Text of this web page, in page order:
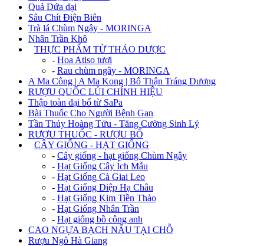
Quả Dứa dại
Sâu Chít Điện Biên
Trà lá Chùm Ngây - MORINGA
Nhân Trần Khô
THỰC PHẨM TỪ THẢO DƯỢC
- Hoa Atiso tươi
- Rau chùm ngây - MORINGA
A Ma Công | A Ma Kong | Bổ Thận Tráng Dương
RƯỢU QUỐC LỦI CHÍNH HIỆU
Thập toàn đại bổ từ SaPa
Bài Thuốc Cho Người Bệnh Gan
Tần Thủy Hoàng Tửu - Tăng Cường Sinh Lý
RƯỢU THUỐC - RƯỢU BỔ
CÂY GIỐNG - HẠT GIỐNG
- Cây giống - hạt giống Chùm Ngây
- Hạt Giống Cây Ích Mẫu
- Hạt Giống Cà Giai Leo
- Hạt Giống Diệp Hạ Châu
- Hạt Giống Kim Tiền Thảo
- Hạt Giống Nhân Trần
- Hạt giống bồ công anh
CAO NGỰA BẠCH NẤU TẠI CHỖ
Rượu Ngô Hà Giang